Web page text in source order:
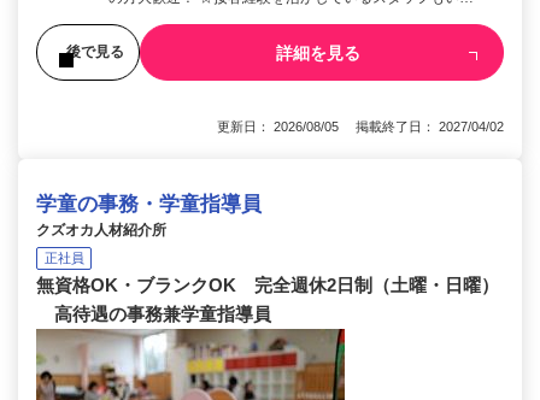
後で見る 詳細を見る
更新日： 2026/08/05 掲載終了日： 2027/04/02
学童の事務・学童指導員
クズオカ人材紹介所
正社員
無資格OK・ブランクOK 完全週休2日制（土曜・日曜）
高待遇の事務兼学童指導員